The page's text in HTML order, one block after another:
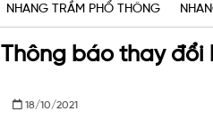
NHANG TRẦM PHỔ THÔNG
Thông báo thay đổi
18/10/2021